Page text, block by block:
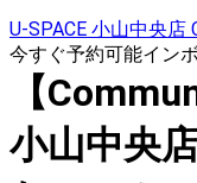
U-SPACE 小山中央店
今すぐ予約可能イン
【
小山中央